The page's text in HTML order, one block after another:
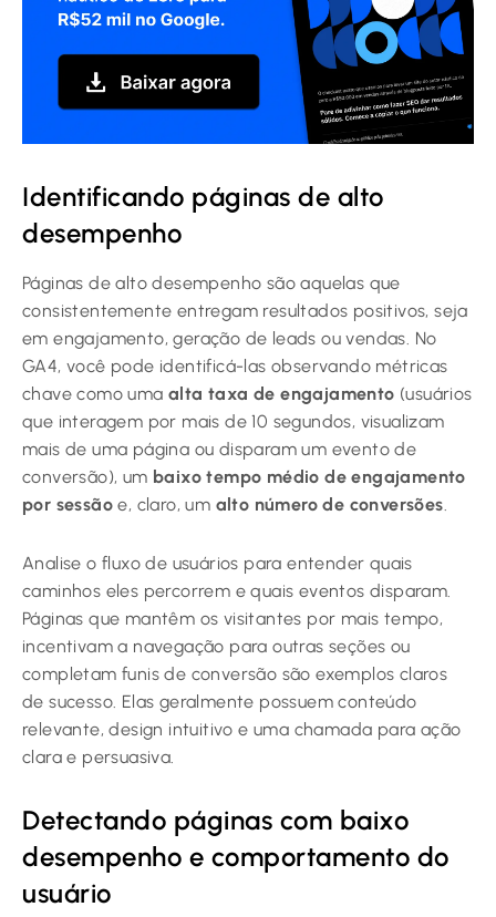
Identificando páginas de alto
desempenho
Páginas de alto desempenho são aquelas que
consistentemente entregam resultados positivos, seja
em engajamento, geração de leads ou vendas. No
GA4, você pode identificá-las observando métricas
chave como umaalta taxa de engajamento (usuários
que interagem por mais de 10 segundos, visualizam
mais de uma página ou disparam um evento de
conversão), um baixo tempo médio de engajamento
por sessão e, claro, um alto número de conversões.
Analise o fluxo de usuários para entender quais
caminhos eles percorrem e quais eventos disparam.
Páginas que mantêm os visitantes por mais tempo,
incentivam a navegação para outras seções ou
completam funis de conversão são exemplos claros
de sucesso. Elas geralmente possuem conteúdo
relevante, design intuitivo e uma chamada para ação
clara e persuasiva.
Detectando páginas com baixo
desempenho e comportamento do
usuário